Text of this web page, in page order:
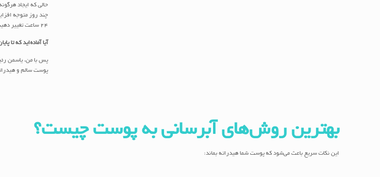
حالی که ایجاد
چند روز متوجه
24 ساعت تغییر دهید.
آیا آماده‌اید که تا
پوست سالم و
بهترین روش‌های آبرسانی به پوست چیست؟
این نکات سریع باعث می‌شود که پوست شما هیدراته بماند: